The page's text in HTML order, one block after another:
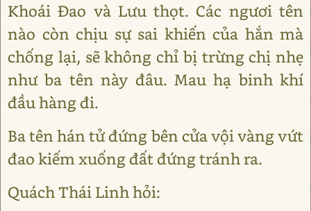
Khoái Đao và Lưu thọt. Các ngươi tên
nào còn chịu sự sai khiến của hắn mà
chống lại, sẽ không chỉ bị trừng chị nhẹ
như ba tên này đâu. Mau hạ binh khí
đầu hàng đi.
Ba tên hán tử đứng bên cửa vội vàng vứt
đao kiếm xuống đất đứng tránh ra.
Quách Thái Linh hỏi: